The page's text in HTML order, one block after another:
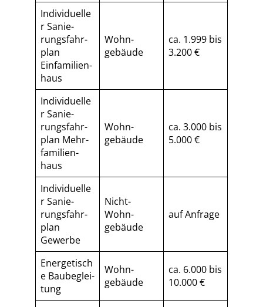
Individuelle
r Sa­nie­
rungs­fahr­
plan
Einfamilien­
haus
Wohn­
gebäude
ca. 1.999 bis
3.200 €
Individuelle
r Sa­nie­
rungs­fahr­
plan Mehr­
fa­mi­li­en­
haus
Wohn­
gebäude
ca. 3.000 bis
5.000 €
Individuelle
r Sa­nie­
rungs­fahr­
plan
Gewerbe
Nicht-
Wohn­
gebäude
auf Anfrage
Energetisch
e Baubeglei­
tung
Wohn­
gebäude
ca. 6.000 bis
10.000 €